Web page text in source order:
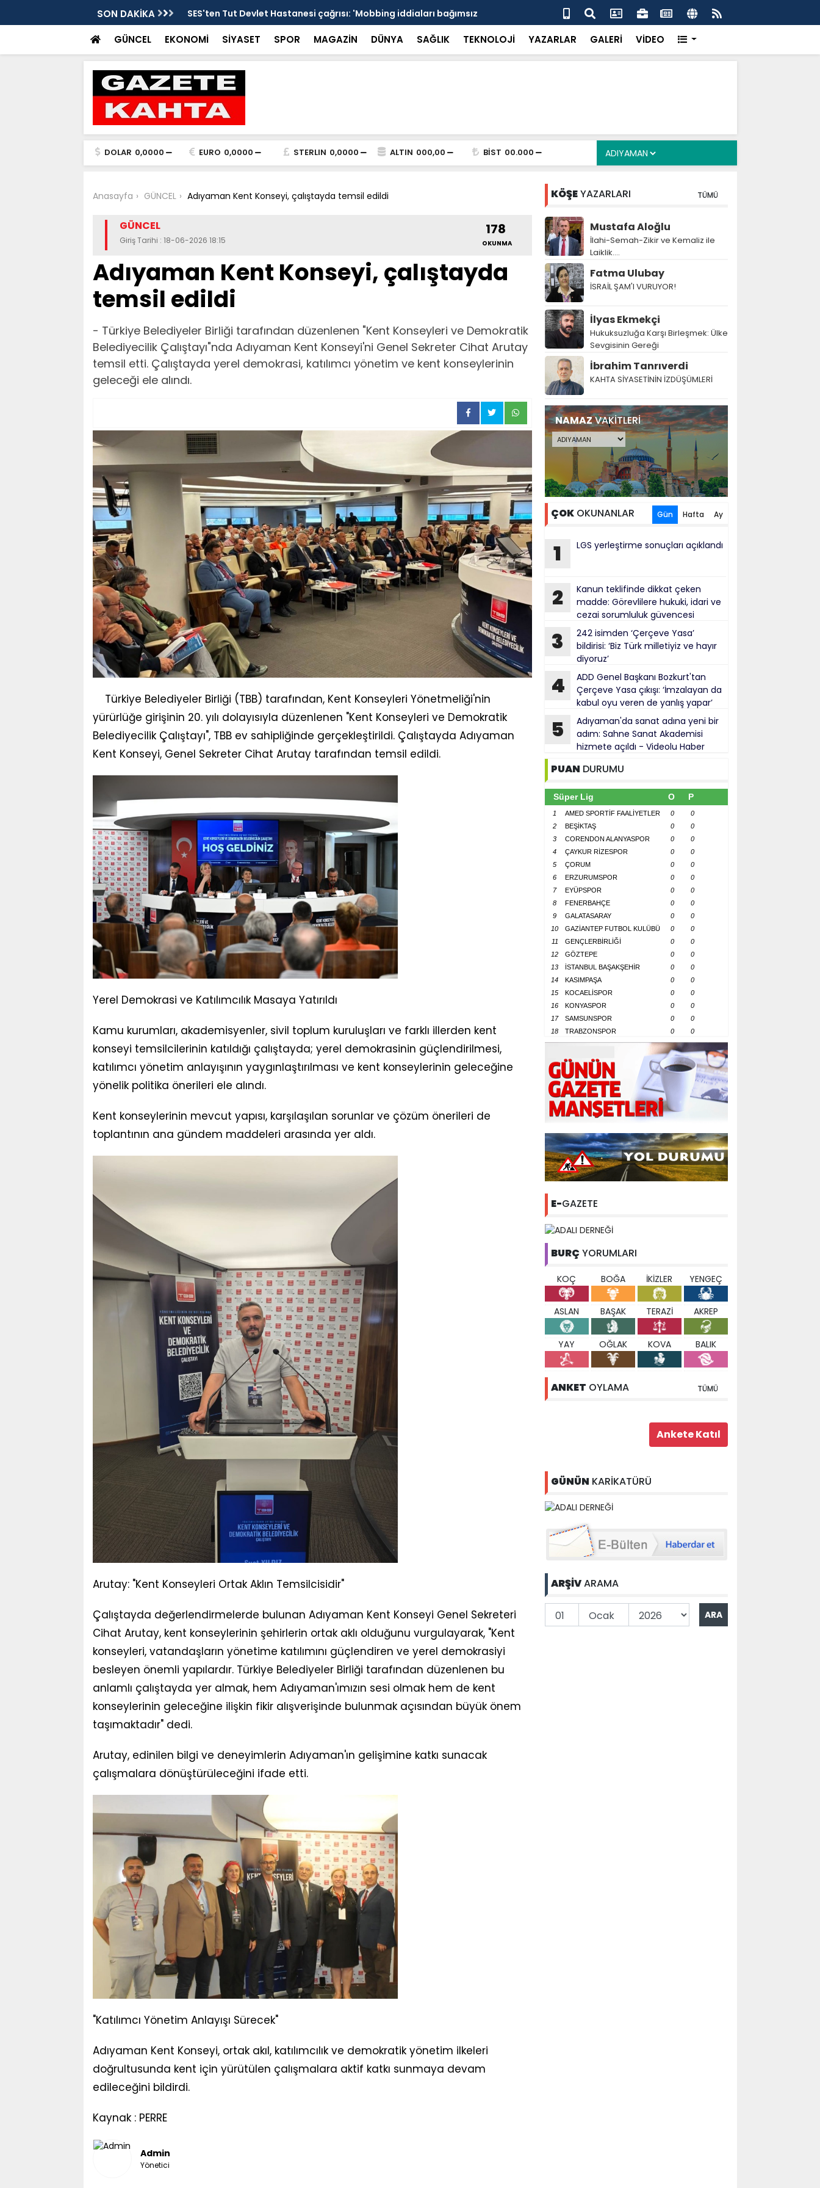
SON DAKİKA
tarafsızlık ve liyakat açıklaması
SES'ten Tut Devlet Hastanesi çağrısı: 'Mobbing iddiaları bağımsız
şekilde soruşturulmalı' - Videolu Haber
15 Temmuz suikast timinin firari üyesi FETÖ yapılanmasını ve
Marmaris saldırısını anlattı
GÜNCEL EKONOMİ SİYASET SPOR MAGAZİN DÜNYA SAĞLIK TEKNOLOJİ YAZARLAR GALERİ VİDEO
DOLAR 0,0000 EURO 0,0000 STERLIN 0,0000 ALTIN 000,00 BİST 00.000
Anasayfa GÜNCEL Adıyaman Kent Konseyi, çalıştayda temsil edildi
GÜNCEL
Giriş Tarihi : 18-06-2026 18:15
178
OKUNMA
Adıyaman Kent Konseyi, çalıştayda
temsil edildi
- Türkiye Belediyeler Birliği tarafından düzenlenen "Kent Konseyleri ve Demokratik
Belediyecilik Çalıştayı"nda Adıyaman Kent Konseyi'ni Genel Sekreter Cihat Arutay
temsil etti. Çalıştayda yerel demokrasi, katılımcı yönetim ve kent konseylerinin
geleceği ele alındı.
Türkiye Belediyeler Birliği (TBB) tarafından, Kent Konseyleri Yönetmeliği'nin
yürürlüğe girişinin 20. yılı dolayısıyla düzenlenen "Kent Konseyleri ve Demokratik
Belediyecilik Çalıştayı", TBB ev sahipliğinde gerçekleştirildi. Çalıştayda Adıyaman
Kent Konseyi, Genel Sekreter Cihat Arutay tarafından temsil edildi.
Yerel Demokrasi ve Katılımcılık Masaya Yatırıldı
Kamu kurumları, akademisyenler, sivil toplum kuruluşları ve farklı illerden kent
konseyi temsilcilerinin katıldığı çalıştayda; yerel demokrasinin güçlendirilmesi,
katılımcı yönetim anlayışının yaygınlaştırılması ve kent konseylerinin geleceğine
yönelik politika önerileri ele alındı.
Kent konseylerinin mevcut yapısı, karşılaşılan sorunlar ve çözüm önerileri de
toplantının ana gündem maddeleri arasında yer aldı.
Arutay: "Kent Konseyleri Ortak Aklın Temsilcisidir"
Çalıştayda değerlendirmelerde bulunan Adıyaman Kent Konseyi Genel Sekreteri
Cihat Arutay, kent konseylerinin şehirlerin ortak aklı olduğunu vurgulayarak, "Kent
konseyleri, vatandaşların yönetime katılımını güçlendiren ve yerel demokrasiyi
besleyen önemli yapılardır. Türkiye Belediyeler Birliği tarafından düzenlenen bu
anlamlı çalıştayda yer almak, hem Adıyaman'ımızın sesi olmak hem de kent
konseylerinin geleceğine ilişkin fikir alışverişinde bulunmak açısından büyük önem
taşımaktadır" dedi.
Arutay, edinilen bilgi ve deneyimlerin Adıyaman'ın gelişimine katkı sunacak
çalışmalara dönüştürüleceğini ifade etti.
"Katılımcı Yönetim Anlayışı Sürecek"
Adıyaman Kent Konseyi, ortak akıl, katılımcılık ve demokratik yönetim ilkeleri
doğrultusunda kent için yürütülen çalışmalara aktif katkı sunmaya devam
edileceğini bildirdi.
Kaynak : PERRE
Admin
Yönetici
KÖŞEYAZARLARI TÜMÜ
Mustafa Aloğlu
İlahi-Semah-Zikir ve Kemaliz ile
Laiklik….
Fatma Ulubay
İSRAİL ŞAM'I VURUYOR!
İlyas Ekmekçi
Hukuksuzluğa Karşı Birleşmek: Ülke
Sevgisinin Gereği
İbrahim Tanrıverdi
KAHTA SİYASETİNİN İZDÜŞÜMLERİ
NAMAZVAKİTLERİ
ÇOKOKUNANLAR Gün Hafta Ay
1 LGS yerleştirme sonuçları açıklandı
2
Kanun teklifinde dikkat çeken
madde: Görevlilere hukuki, idari ve
cezai sorumluluk güvencesi
3
242 isimden ‘Çerçeve Yasa’
bildirisi: ‘Biz Türk milletiyiz ve hayır
diyoruz’
4
ADD Genel Başkanı Bozkurt'tan
Çerçeve Yasa çıkışı: ‘İmzalayan da
kabul oyu veren de yanlış yapar’
5
Adıyaman'da sanat adına yeni bir
adım: Sahne Sanat Akademisi
hizmete açıldı - Videolu Haber
PUAN DURUMU
Süper Lig O P
1 AMED SPORTİF FAALİYETLER 0
0
2
BEŞİKTAŞ 0
0
3
CORENDON ALANYASPOR 0
0
4
ÇAYKUR RİZESPOR 0
0
5
ÇORUM 0
0
6
ERZURUMSPOR 0
0
7
EYÜPSPOR 0
0
8
FENERBAHÇE 0
0
9
GALATASARAY 0
0
10
GAZİANTEP FUTBOL KULÜBÜ 0
0
11
GENÇLERBİRLİĞİ 0
0
12
GÖZTEPE 0
0
13
İSTANBUL BAŞAKŞEHİR 0
0
14
KASIMPAŞA 0
0
15
KOCAELİSPOR 0
0
16
KONYASPOR 0
0
17
SAMSUNSPOR 0
0
18
TRABZONSPOR 0 0
E-GAZETE
BURÇ YORUMLARI
KOÇ BOĞA İKİZLER YENGEÇ
ASLAN BAŞAK TERAZİ AKREP
YAY OĞLAK KOVA BALIK
ANKET OYLAMA TÜMÜ
GÜNÜN KARİKATÜRÜ
ARŞİVARAMA